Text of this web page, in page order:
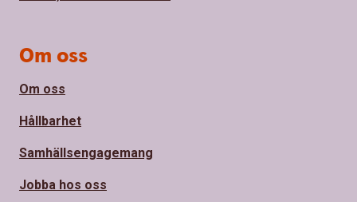
Om oss
Om oss
Hållbarhet
Samhällsengagemang
Jobba hos oss